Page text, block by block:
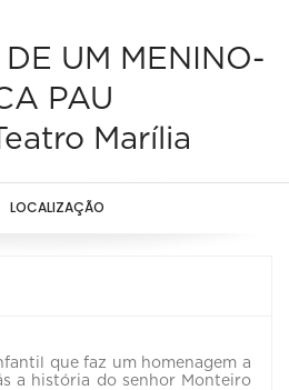
DE UM MENINO-
PAU
Marília
LOCALIZAÇÃO
que faz um homenagem a
a história do senhor Monteiro